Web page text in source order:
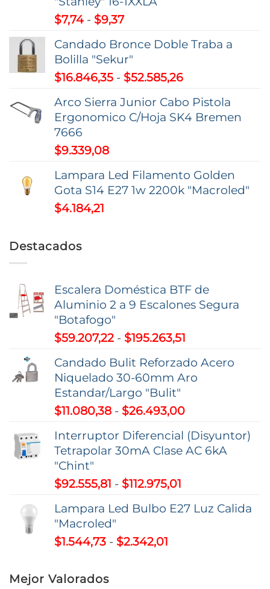
$7,74 - $9,37Rango
precios:
desde
$7,74
hasta
$9,37
Candado Bronce Doble Traba a
Bolilla "Sekur"
$16.846,35 - $52.585,26Rango
precios:
desde
$52.585,26
Arco Sierra Junior Cabo Pistola
Ergonomico C/Hoja SK4 Bremen
7666
$9.339,08
Lampara Led Filamento Golden
Gota S14 E27 1w 2200k "Macroled"
$4.184,21
Destacados
Escalera Doméstica BTF de
Aluminio 2 a 9 Escalones Segura
"Botafogo"
$59.207,22 - $195.263,51
precios:
desde
Candado Bulit Reforzado Acero
Niquelado 30-60mm Aro
Estandar/Largo "Bulit"
$11.080,38 - $26.493,00Rango
precios:
desde
Interruptor Diferencial (Disyuntor)
Tetrapolar 30mA Clase AC 6kA
"Chint"
$92.555,81 - $112.975,01
precios:
Lampara Led Bulbo E27 Luz Calida
"Macroled"
$1.544,73 - $2.342,01
Mejor Valorados